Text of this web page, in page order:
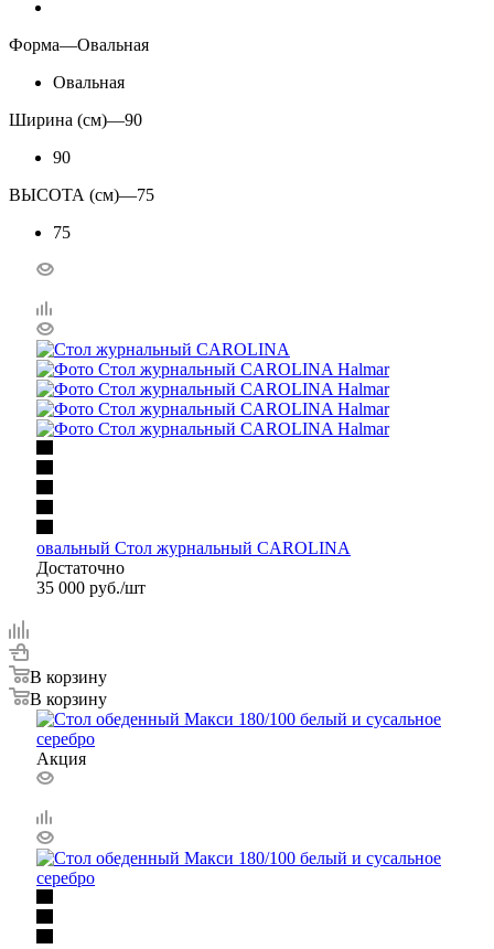
Форма—Овальная
Овальная
Ширина (см)—90
90
ВЫСОТА (см)—75
75
овальный Стол журнальный CAROLINA
Достаточно
35 000 руб./шт
В корзину
В корзину
Акция